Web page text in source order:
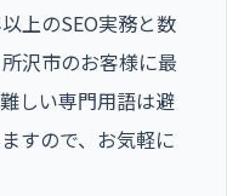
上のSEO実務と数
沢市のお客様に最
しい専門用語は避
すので、お気軽に